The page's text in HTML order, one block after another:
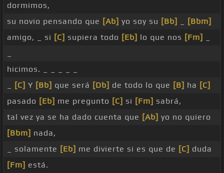
dormimos,
su novio pensando que [Ab] yo soy su [Bb]
[Bbm]
amigo, _ si [C] supiera todo [Eb] lo que nos [Fm]
hicimos. _ _ _ _ _
[C] Y [Bb] que será [Db] de todo lo que [B] ha [C]
pasado [Eb] me pregunto [C] si [Fm] sabrá,
tal vez ya se ha dado cuenta que [Ab] yo no quiero
[Bbm] nada,
_ solamente [Eb] me divierte si es que de [C] duda
[Fm] está.